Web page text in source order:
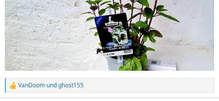
R
e
VanDoom undghost155